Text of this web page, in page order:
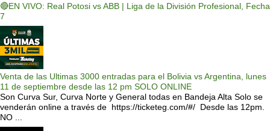
🔴EN VIVO: Real Potosi vs ABB | Liga de la División Profesional, Fecha
7
Venta de las Ultimas 3000 entradas para el Bolivia vs Argentina, lunes
11 de septiembre desde las 12 pm SOLO ONLINE
Son Curva Sur, Curva Norte y General todas en Bandeja Alta Solo se
venderán online a través de https://ticketeg.com/#/ Desde las 12pm.
NO ...